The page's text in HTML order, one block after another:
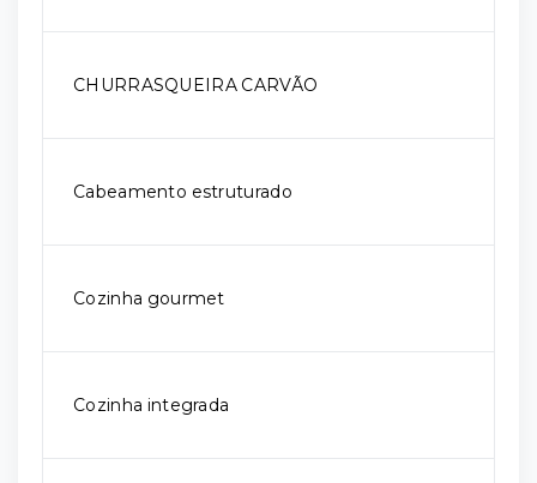
CHURRASQUEIRA CARVÃO
Cabeamento estruturado
Cozinha gourmet
Cozinha integrada